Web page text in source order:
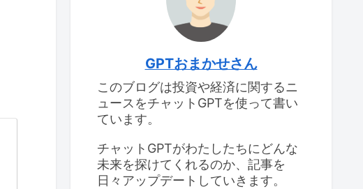
GPTおまかせさん
このブログは投資や経済に関するニ
ュースをチャットGPTを使って書い
ています。
チャットGPTがわたしたちにどんな
未来を探けてくれるのか、記事を
日々アップデートしていきます。